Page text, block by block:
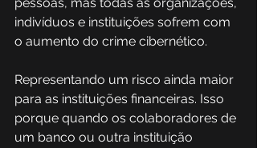
indivíduos e instituições sofrem com
o aumento do crime cibernético.
Representando um risco ainda maior
para as instituições financeiras. Isso
porque quando os colaboradores de
um banco ou outra instituição